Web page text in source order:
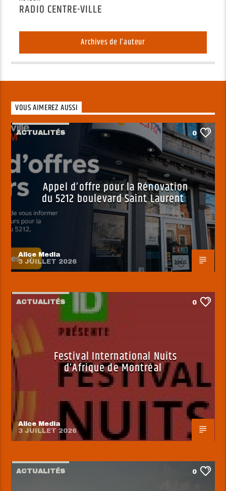
RADIO CENTRE-VILLE
Archives de l'auteur
VOUS AIMEREZ AUSSI
ACTUALITÉS 0
Appel d’offre pour la Rénovation
du 5212 boulevard Saint Laurent
Alice Media
3 JUILLET 2026
ACTUALITÉS 0
Festival International Nuits
d’Afrique de Montréal
Alice Media
3 JUILLET 2026
ACTUALITÉS 0